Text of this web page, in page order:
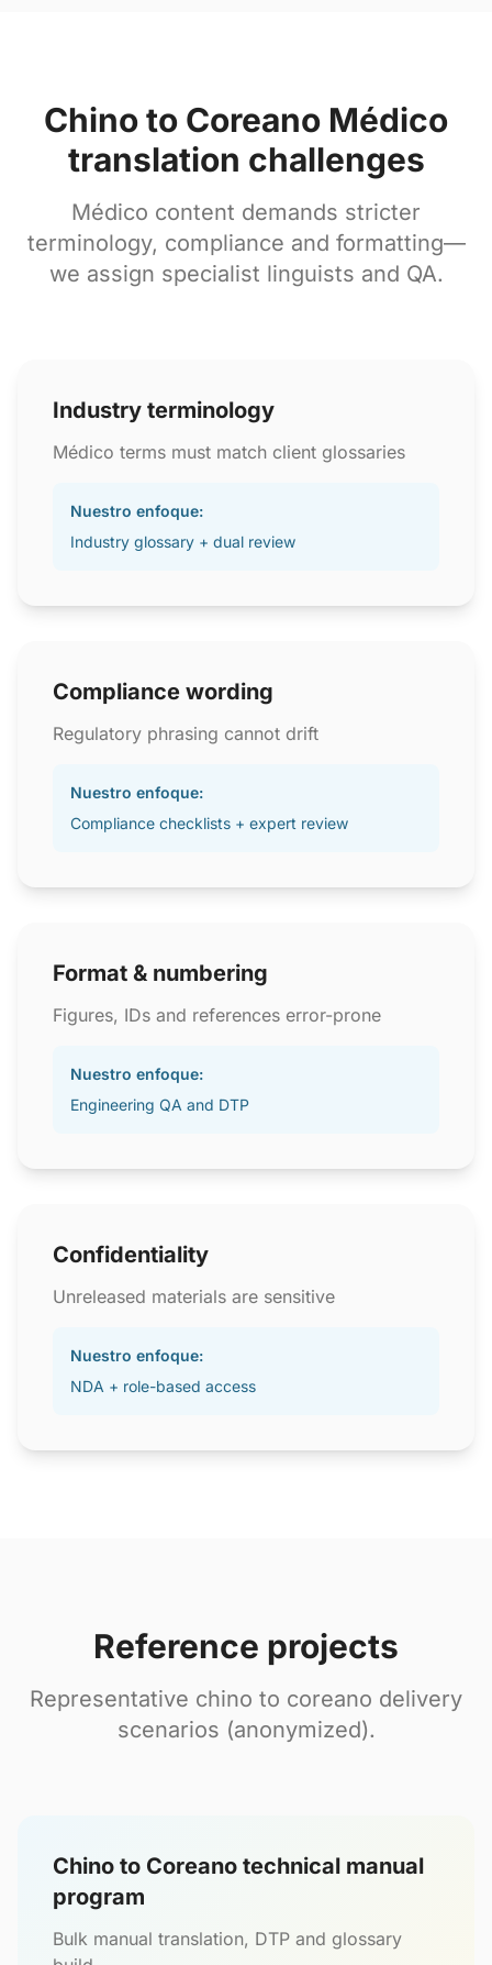
Chino to Coreano Médico
translation challenges
Médico content demands stricter
terminology, compliance and formatting—
we assign specialist linguists and QA.
Industry terminology
Médico terms must match client glossaries
Nuestro enfoque:
Industry glossary + dual review
Compliance wording
Regulatory phrasing cannot drift
Nuestro enfoque:
Compliance checklists + expert review
Format & numbering
Figures, IDs and references error-prone
Nuestro enfoque:
Engineering QA and DTP
Confidentiality
Unreleased materials are sensitive
Nuestro enfoque:
NDA + role-based access
Reference projects
Representative chino to coreano delivery
scenarios (anonymized).
Chino to Coreano technical manual
program
Bulk manual translation, DTP and glossary